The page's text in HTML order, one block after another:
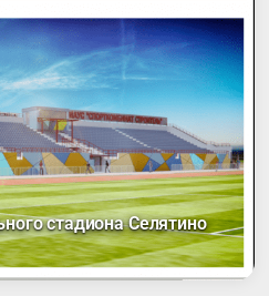
стадиона Селятино